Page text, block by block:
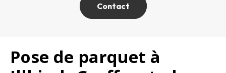
Contact
Pose de parquet à